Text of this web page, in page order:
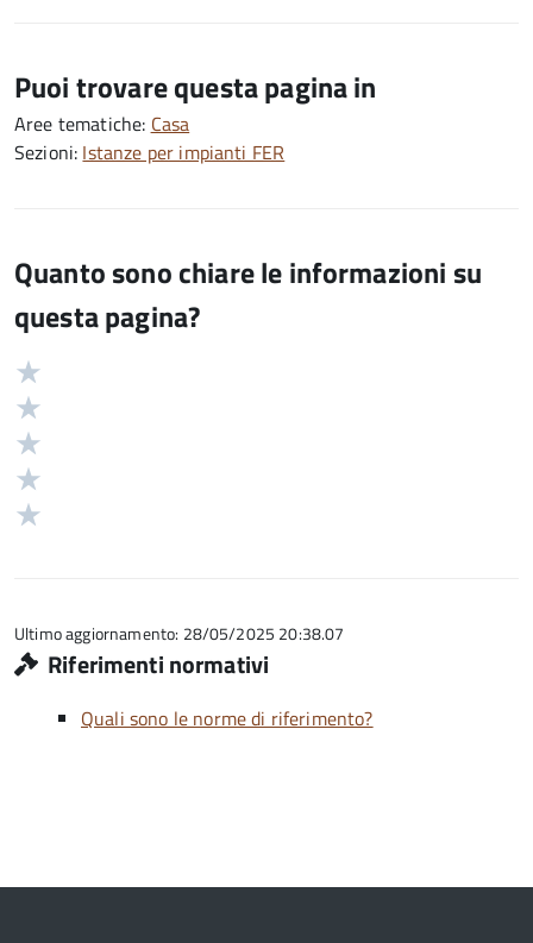
Puoi trovare questa pagina in
Aree tematiche: Casa
Sezioni: Istanze per impianti FER
Quanto sono chiare le informazioni su
questa pagina?
Valutazione
5
Ultimo aggiornamento: 28/05/2025 20:38.07
Riferimenti normativi
Quali sono le norme di riferimento?